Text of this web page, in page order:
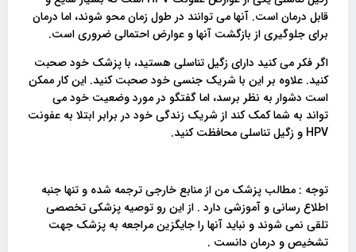
قابل درمان است. آنها می توانند در طول زمان محو شوند، اما درمان
برای جلوگیری از بازگشت آنها و عوارض احتمالی ضروری است.
اگر فکر می کنید دارای زگیل تناسلی هستید، با پزشک خود صحبت
کنید. علاوه بر این با شریک جنسی خود صحبت کنید. این کار ممکن
است دشوار به نظر برسد، اما گفتگو در مورد وضعیت خود می
تواند به شما کمک کند از شریک زندگی خود در برابر ابتلا به عفونت
HPV و زگیل تناسلی محافظت کنید.
توجه : مطالب پزشک من از منابع خارجی ترجمه شده و تنها جنبه
اطلاع رسانی و آموزشی دارد . از این رو توصیه پزشکی تخصصی
تلقی نمی شوند و نباید آنها را جایگزین مراجعه به پزشک جهت
تشخیص و درمان دانست .